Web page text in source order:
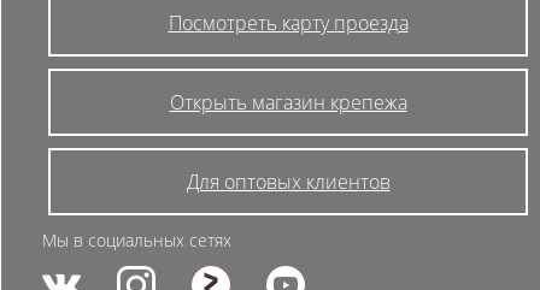
Посмотреть карту проезда
Открыть магазин крепежа
Для оптовых клиентов
Мы в социальных сетях